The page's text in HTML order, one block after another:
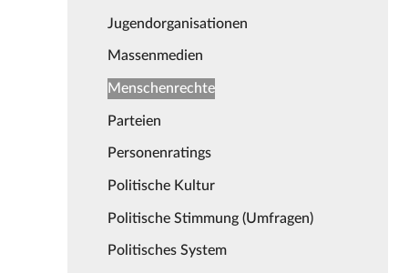
Jugendorganisationen
Massenmedien
Menschenrechte
Parteien
Personenratings
Politische Kultur
Politische Stimmung (Umfragen)
Politisches System